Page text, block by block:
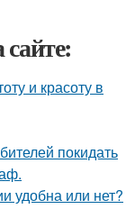
и красоту в
покидать
удобна или нет?